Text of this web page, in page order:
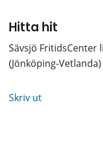
Hitta hit
Sävsjö FritidsCenter
(Jönköping-
Skriv ut